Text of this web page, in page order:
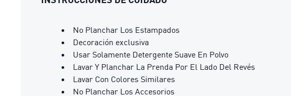
No Planchar Los Estampados
Decoración exclusiva
Usar Solamente Detergente Suave En Polvo
Lavar Y Planchar La Prenda Por El Lado Del Revés
Lavar Con Colores Similares
No Planchar Los Accesorios